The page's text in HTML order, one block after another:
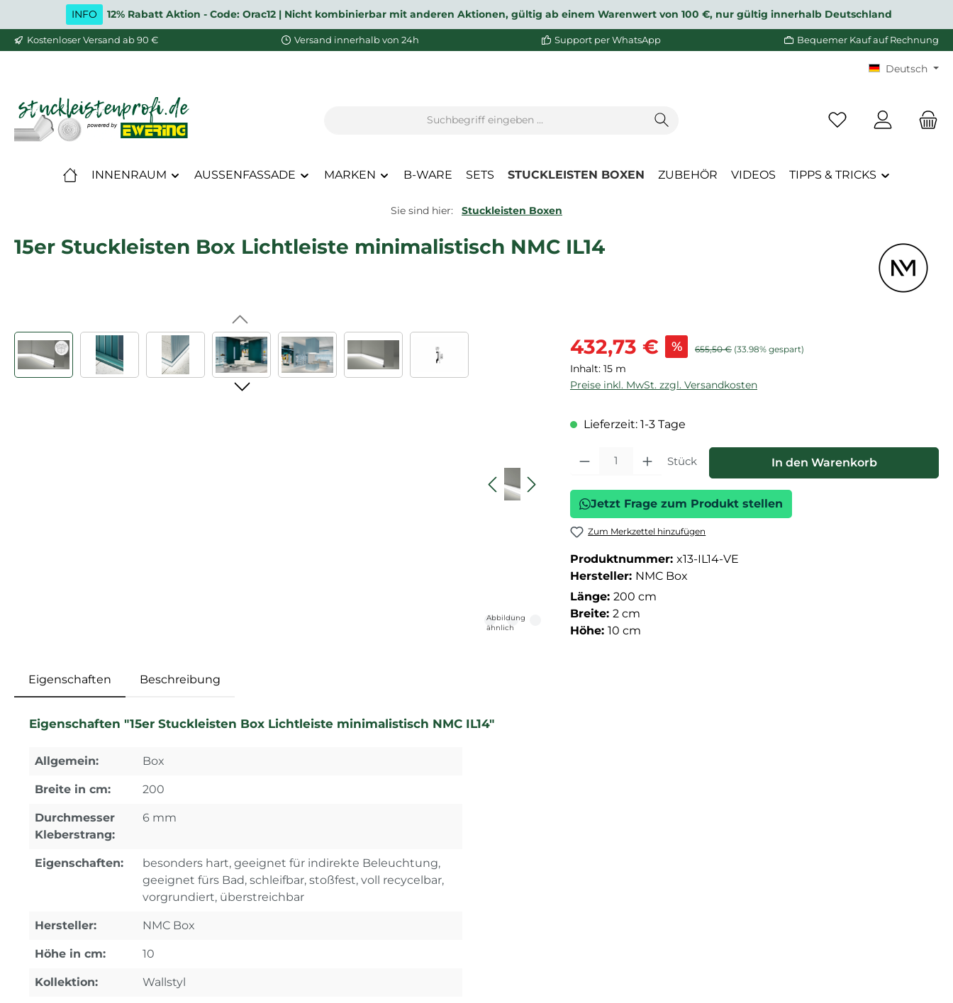
Hauptinhalt springen
Zur Suche springen
Zur Hauptnavigation springen
INFO 12% Rabatt Aktion - Code: Orac12 | Nicht kombinierbar mit anderen Aktionen, gültig ab einem Warenwert von 100 €, nur gültig innerhalb Deutschland
Kostenloser Versand ab 90 € Versand innerhalb von 24h Support per WhatsApp Bequemer Kauf auf Rechnung
Deutsch
Du hast 0 Produkte
INNENRAUM AUSSENFASSADE MARKEN B-WARE SETS STUCKLEISTEN BOXEN ZUBEHÖR VIDEOS TIPPS & TRICKS
Sie sind hier: Stuckleisten Boxen
15er Stuckleisten Box Lichtleiste minimalistisch NMC IL14
Bildergalerie überspringen
Abbildung
ähnlich
Verkaufspreis:
432,73 € % Regulärer Preis:
655,50 € (33.98% gespart)
Inhalt: 15 m
Preise inkl. MwSt. zzgl. Versandkosten
Lieferzeit: 1-3 Tage
Produkt Anzahl: Gib den gewünschten Wert ein oder benutze die
Stück In den Warenkorb
Jetzt Frage zum Produkt stellen
Zum Merkzettel hinzufügen
Produktnummer: x13-IL14-VE
Hersteller: NMC Box
Länge: 200 cm
Breite: 2 cm
Höhe: 10 cm
Eigenschaften Beschreibung
Eigenschaften "15er Stuckleisten Box Lichtleiste minimalistisch NMC IL14"
Allgemein: Box
Breite in cm: 200
Durchmesser
Kleberstrang:
6 mm
Eigenschaften:
besonders hart, geeignet für indirekte Beleuchtung,
geeignet fürs Bad, schleifbar, stoßfest, voll recycelbar,
vorgrundiert, überstreichbar
Hersteller: NMC Box
Höhe in cm: 10
Kollektion: Wallstyl